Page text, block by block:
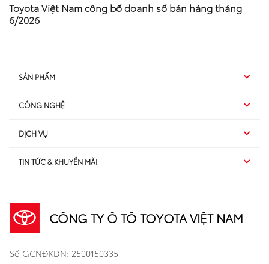
Toyota Việt Nam công bố doanh số bán háng tháng
6/2026
SẢN PHẨM
Hybrid EV
SUV
Sedan
Bán tải
Hatchback
CÔNG NGHỆ
Hybrid
TSS
DỊCH VỤ
Dịch vụ sau bán hàng
Bảo hiểm Toyota
Xe đã qua sử dụng
TIN TỨC & KHUYẾN MÃI
Khuyến mãi
Xã hội
CÔNG TY Ô TÔ TOYOTA VIỆT NAM
Số GCNĐKDN: 2500150335